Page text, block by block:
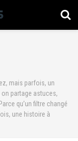
mais parfois, un
partage astuces,
qu’un filtre changé
une histoire à